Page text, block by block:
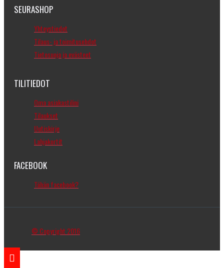
SEURASHOP
Yhteystiedot
Tilaus- ja toimitusehdot
Tietosuoja ja evästeet
TILITIEDOT
Oma asiakastilini
Tilaukset
Uutiskirje
Lahjakortit
FACEBOOK
Tähän facebook?
© Copyright 2016